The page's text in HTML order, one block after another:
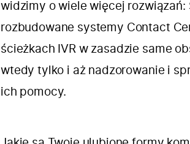
widzimy o wiele więcej
rozbudowane systemy Contact
ścieżkach IVR w zasadzie same
wtedy tylko i aż nadzorowanie i
ich pomocy.